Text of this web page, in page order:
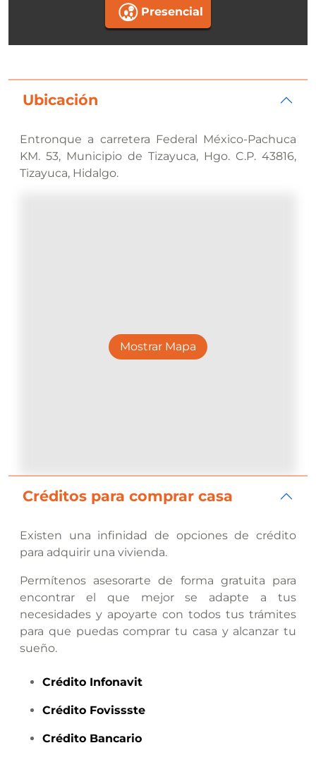
Presencial
Ubicación
Entronque a carretera Federal México-Pachuca
KM. 53, Municipio de Tizayuca, Hgo. C.P. 43816,
Tizayuca, Hidalgo.
Mostrar Mapa
Créditos para comprar casa
Existen una infinidad de opciones de crédito
para adquirir una vivienda.
Permítenos asesorarte de forma gratuita para
encontrar el que mejor se adapte a tus
necesidades y apoyarte con todos tus trámites
para que puedas comprar tu casa y alcanzar tu
sueño.
Crédito Infonavit
Crédito Fovissste
Crédito Bancario